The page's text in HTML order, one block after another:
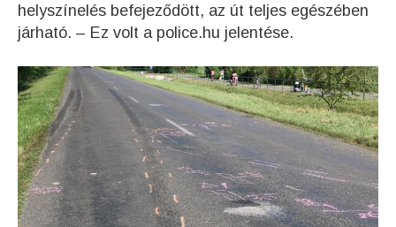
helyszínelés befejeződött, az út teljes egészében
járható. – Ez volt a police.hu jelentése.